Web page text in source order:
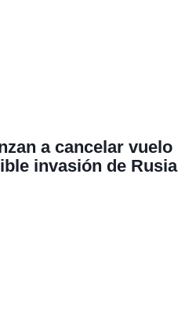
a cancelar vuelo
invasión de Rusia